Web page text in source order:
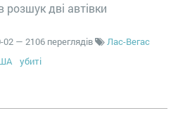
розшук дві автівки
02 — 2106 переглядів
Лас-Вегас
убиті